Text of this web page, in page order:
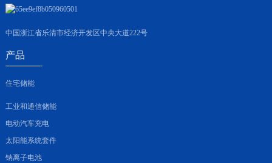
中国浙江省乐清市经济开发区中央大道222号
产品
住宅储能
工业和通信储能
电动汽车充电
太阳能系统套件
钠离子电池